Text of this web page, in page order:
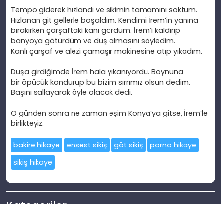
Tempo giderek hızlandı ve sikimin tamamını soktum.
Hızlanan git gellerle boşaldım. Kendimi İrem’in yanına
bırakırken çarşaftaki kanı gördüm. İrem’i kaldırıp
banyoya götürdüm ve duş almasını söyledim.
Kanlı çarşaf ve alezi çamaşır makinesine atıp yıkadım.
Duşa girdiğimde İrem hala yıkanıyordu. Boynuna
bir öpücük kondurup bu bizim sırrımız olsun dedim.
Başını sallayarak öyle olacak dedi.
O günden sonra ne zaman eşim Konya’ya gitse, İrem’le
birlikteyiz.
bakire hikaye ensest sikiş göt sikiş
porno hikaye
sikiş hikaye